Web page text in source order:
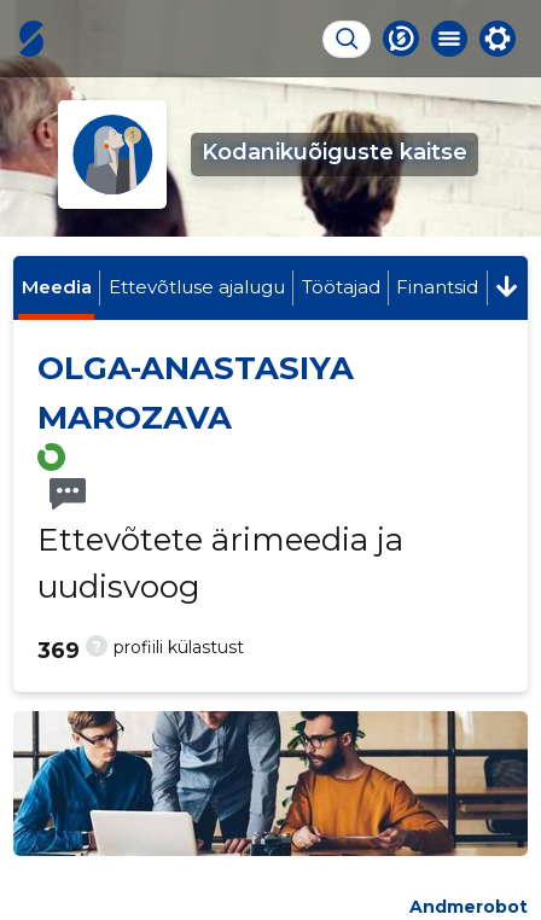
Kodanikuõiguste kaitse
Meedia Ettevõtluse ajalugu Töötajad Finantsid
OLGA-ANASTASIYA
MAROZAVA
Ettevõtete ärimeedia ja
uudisvoog
? profiili külastust
369
Andmerobot